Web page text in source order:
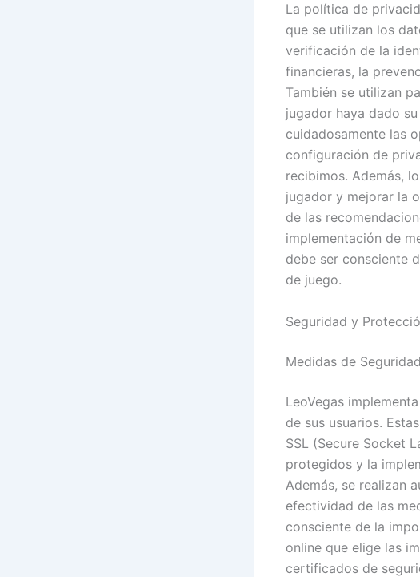
La política de
que se utilizan los
verificación de la
financieras, la
También se utilizan
jugador haya dado
cuidadosamente las
configuración de
recibimos. Además,
jugador y mejorar la
de las
implementación de
debe ser consciente
de juego.
Seguridad y
Medidas de
LeoVegas
de sus usuarios.
SSL (Secure Socket
protegidos y la
Además, se realizan
efectividad de las
consciente de la
online que elige las
certificados de